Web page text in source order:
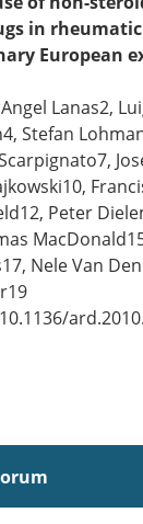
in
European
Lanas2,
Stefan
Peter
Nele Van